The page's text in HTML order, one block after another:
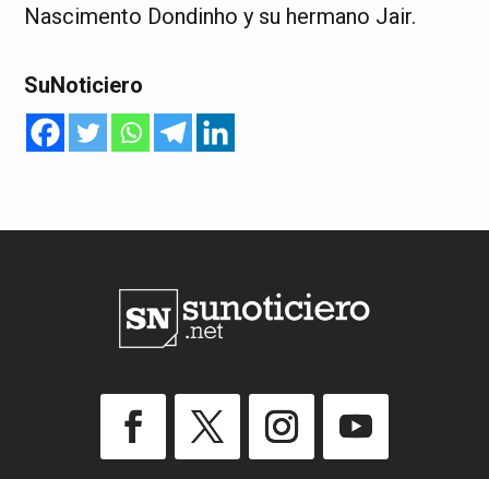
Nascimento Dondinho y su hermano Jair.
SuNoticiero